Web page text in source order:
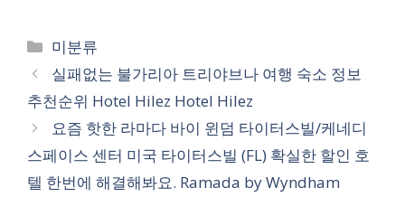
카
테
고
리
미분류
실패없는 불가리아 트리야브나 여행 숙소 정보
추천순위 Hotel Hilez Hotel Hilez
요즘 핫한 라마다 바이 윈덤 타이터스빌/케네디
스페이스 센터 미국 타이터스빌 (FL) 확실한 할인 호
텔 한번에 해결해봐요. Ramada by Wyndham